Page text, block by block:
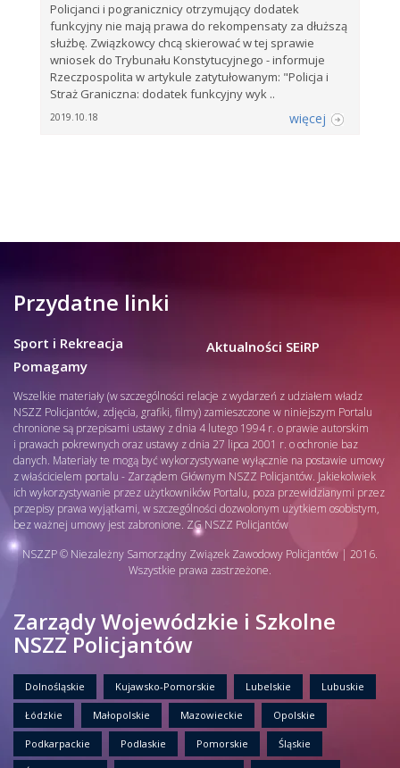
Policjanci i pogranicznicy otrzymujący dodatek
funkcyjny nie mają prawa do rekompensaty za dłuższą
służbę. Związkowcy chcą skierować w tej sprawie
wniosek do Trybunału Konstytucyjnego - informuje
Rzeczpospolita w artykule zatytułowanym: "Policja i
Straż Graniczna: dodatek funkcyjny wyk ..
2019.10.18 więcej
Przydatne linki
Sport i Rekreacja
Pomagamy
Aktualności SEiRP
Wszelkie materiały (w szczególności relacje z wydarzeń z udziałem władz
NSZZ Policjantów, zdjęcia, grafiki, filmy) zamieszczone w niniejszym Portalu
chronione są przepisami ustawy z dnia 4 lutego 1994 r. o prawie autorskim
i prawach pokrewnych oraz ustawy z dnia 27 lipca 2001 r. o ochronie baz
danych. Materiały te mogą być wykorzystywane wyłącznie na postawie umowy
z właścicielem portalu - Zarządem Głównym NSZZ Policjantów. Jakiekolwiek
ich wykorzystywanie przez użytkowników Portalu, poza przewidzianymi przez
przepisy prawa wyjątkami, w szczególności dozwolonym użytkiem osobistym,
bez ważnej umowy jest zabronione. ZG NSZZ Policjantów
NSZZP © Niezależny Samorządny Związek Zawodowy Policjantów | 2016.
Wszystkie prawa zastrzeżone.
Zarządy Wojewódzkie i Szkolne
NSZZ Policjantów
Dolnośląskie Kujawsko-Pomorskie Lubelskie Lubuskie
Łódzkie Małopolskie Mazowieckie Opolskie
Podkarpackie Podlaskie Pomorskie Śląskie